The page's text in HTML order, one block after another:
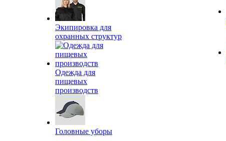
Экипировка для
охранных структур
Одежда для
пищевых
производств
Головные уборы